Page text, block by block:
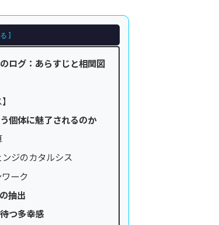
ログ：あらすじと相関図
個体に魅了されるのか
ジのカタルシス
ーク
抽出
つ多幸感